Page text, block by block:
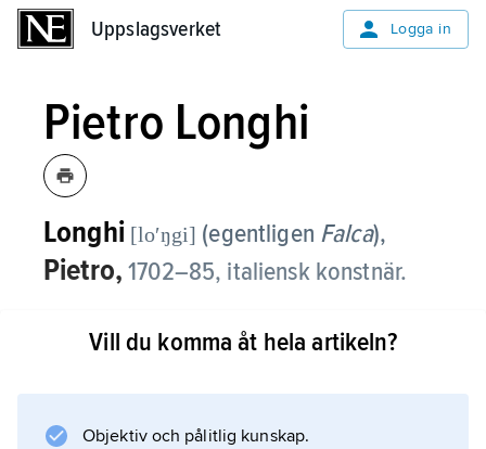
Uppslagsverket Logga in
Pietro Longhi
Longhi [loʹŋgi] (egentligen Falca),
Pietro, 1702–85, italiensk konstnär.
och specialiserade sig på skildringar av
Vill du komma åt hela artikeln?
Objektiv och pålitlig kunskap.